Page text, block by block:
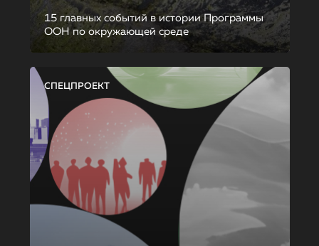
15 главных событий в истории Программы
ООН по окружающей среде
СПЕЦПРОЕКТ